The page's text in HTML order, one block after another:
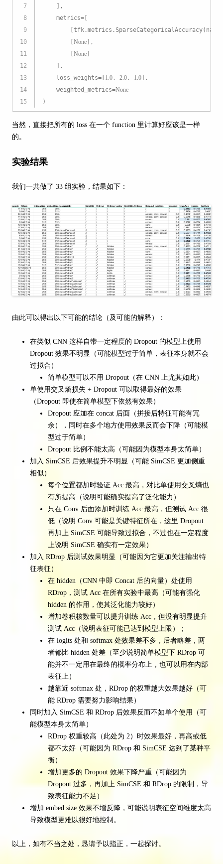
7
8
9
10
11
12
13
14
15
    ],
    metrics=[
        [tfk.metrics.SparseCategoricalAccuracy(name=
None ],
None
    ],
    loss_weights=[
1.0, 2.0, 1.0 ],
    weighted_metrics=
None
)
当然，直接把所有的 loss 在一个 function 里计算好应该是一样
的。
实验结果
我们一共做了 33 组实验，结果如下：
由此可以得出以下可能的结论（及可能的解释）：
在类似 CNN 这样自带一定程度的 Dropout 的模型上使用
Dropout 效果不明显（可能模型过于简单，表征本身就不会
过拟合）
简单模型可以不用 Dropout（在 CNN 上尤其如此）
单使用交叉熵损失 + Dropout 可以取得最好的效果
（Dropout 即使在简单模型下依然有效果）
Dropout 应加在 concat 后面（拼接后特征可能有冗
余），同时在多个地方使用效果反而会下降（可能模
型过于简单）
Dropout 比例不能太高（可能因为模型本身太简单）
加入 SimCSE 后效果提升不明显（可能 SimCSE 更加侧重
相似）
每个位置都加时验证 Acc 最高，对比单使用交叉熵也
有所提高（说明可能确实提高了泛化能力）
只在 Conv 后面添加时训练 Acc 最高，但测试 Acc 很
低（说明 Conv 可能是关键特征所在，这里 Dropout
再加上 SimCSE 可能导致过拟合，不过也在一定程度
上说明 SimCSE 确实有一定效果）
加入 RDrop 后测试效果明显（可能因为它更加关注输出特
征表征）
在 hidden（CNN 中即 Concat 后的向量）处使用
RDrop，测试 Acc 在所有实验中最高（可能有强化
hidden 的作用，使其泛化能力较好）
增加卷积核数量可以提升训练 Acc，但没有明显提升
测试 Acc（说明表征可能已达到模型上限）；
在 logits 处和 softmax 处效果差不多，后者略差，两
者都比 hidden 处差（至少说明简单模型下 RDrop 可
能并不一定用在最终的概率分布上，也可以用在内部
表征上）
越靠近 softmax 处，RDrop 的权重越大效果越好（可
能 RDrop 需要努力影响结果）
同时加入 SimCSE 和 RDrop 后效果反而不如单个使用（可
能模型本身太简单）
RDrop 权重较高（此处为 2）时效果最好，再高或低
都不太好（可能因为 RDrop 和 SimCSE 达到了某种平
衡）
增加更多的 Dropout 效果下降严重（可能因为
Dropout 过多，再加上 SimCSE 和 RDrop 的限制，导
致表征能力不足）
增加 embed size 效果不增反降，可能说明表征空间维度太高
导致模型更难以很好地控制。
以上，如有不当之处，恳请予以指正，一起探讨。